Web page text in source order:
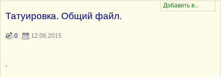
Татуировка. Общий файл.
0 12.06.2015